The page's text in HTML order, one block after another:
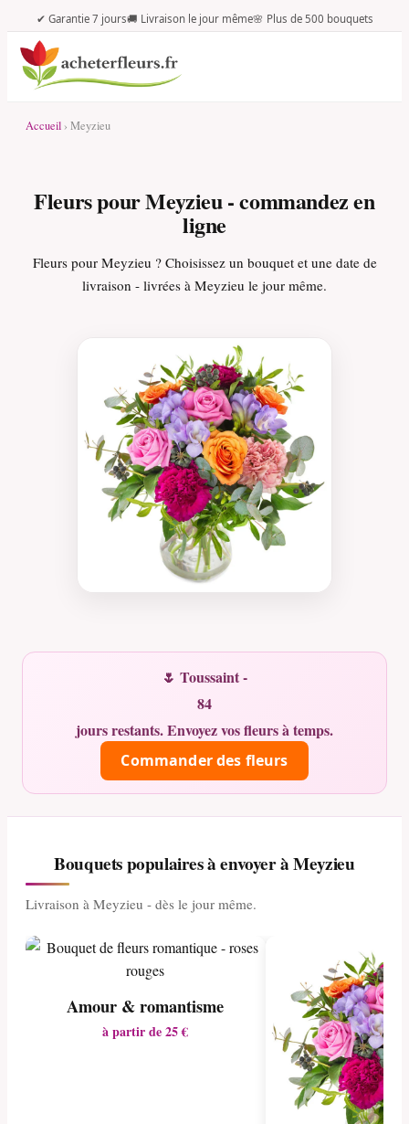
✔ Garantie 7 jours🚚 Livraison le jour même🌸 Plus de 500 bouquets
Accueil › Meyzieu
Fleurs pour Meyzieu - commandez en
ligne
Fleurs pour Meyzieu ? Choisissez un bouquet et une date de
livraison - livrées à Meyzieu le jour même.
🌷 Toussaint -
84
jours restants. Envoyez vos fleurs à temps.
Commander des fleurs
Bouquets populaires à envoyer à Meyzieu
Livraison à Meyzieu - dès le jour même.
Amour & romantisme
à partir de 25 €